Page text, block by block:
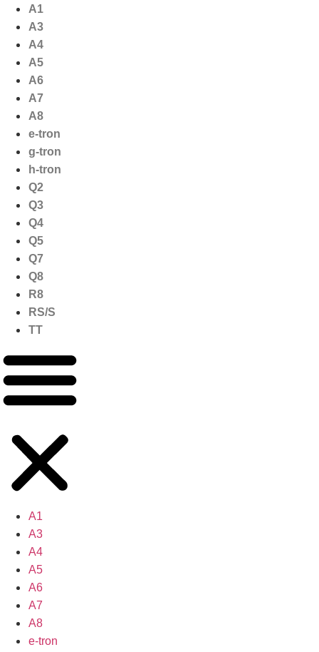
naar
inhoud
A1
A3
A4
A5
A6
A7
A8
e-tron
g-tron
h-tron
Q2
Q3
Q4
Q5
Q7
Q8
R8
RS/S
TT
A1
A3
A4
A5
A6
A7
A8
e-tron